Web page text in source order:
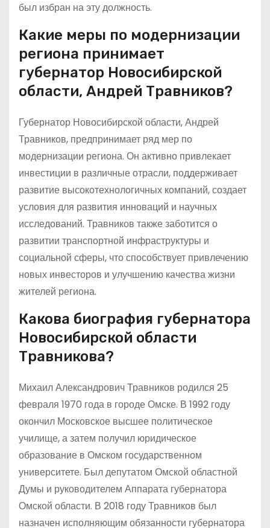
был избран на эту должность.
Какие меры по модернизации
региона принимает
губернатор Новосибирской
области, Андрей Травников?
Губернатор Новосибирской области, Андрей
Травников, предпринимает ряд мер по
модернизации региона. Он активно привлекает
инвестиции в различные отрасли, поддерживает
развитие высокотехнологичных компаний, создает
условия для развития инноваций и научных
исследований. Травников также заботится о
развитии транспортной инфраструктуры и
социальной сферы, что способствует привлечению
новых инвесторов и улучшению качества жизни
жителей региона.
Какова биография губернатора
Новосибирской области
Травникова?
Михаил Александрович Травников родился 25
февраля 1970 года в городе Омске. В 1992 году
окончил Московское высшее политическое
училище, а затем получил юридическое
образование в Омском государственном
университете. Был депутатом Омской областной
Думы и руководителем Аппарата губернатора
Омской области. В 2018 году Травников был
назначен исполняющим обязанности губернатора